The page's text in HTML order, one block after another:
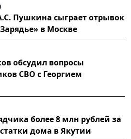
Пушкина сыграет отрывок
в Москве
обсудил вопросы
СВО с Георгием
более 8 млн рублей за
дома в Якутии